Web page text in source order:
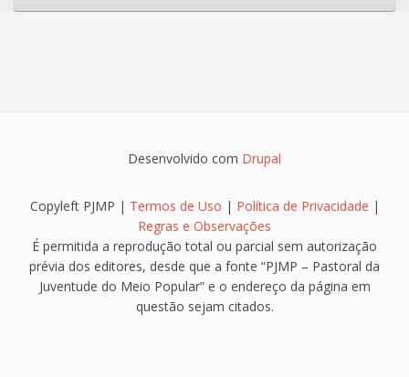
Desenvolvido com Drupal
Copyleft PJMP | Termos de Uso | Política de Privacidade |
Regras e Observações
É permitida a reprodução total ou parcial sem autorização
prévia dos editores, desde que a fonte “PJMP – Pastoral da
Juventude do Meio Popular” e o endereço da página em
questão sejam citados.